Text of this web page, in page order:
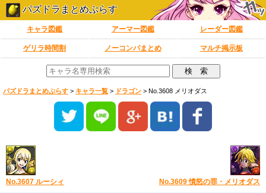
パズドラまとめぷらす
キャラ図鑑 アーマー図鑑 レーダー図鑑
ゲリラ時間割 ノーコンパまとめ マルチ掲示板
パズドラまとめぷらす > キャラ一覧 > ドラゴン > No.3608 メリオダス
No.3607 ルーシィ No.3609 憤怒の罪・メリオダス